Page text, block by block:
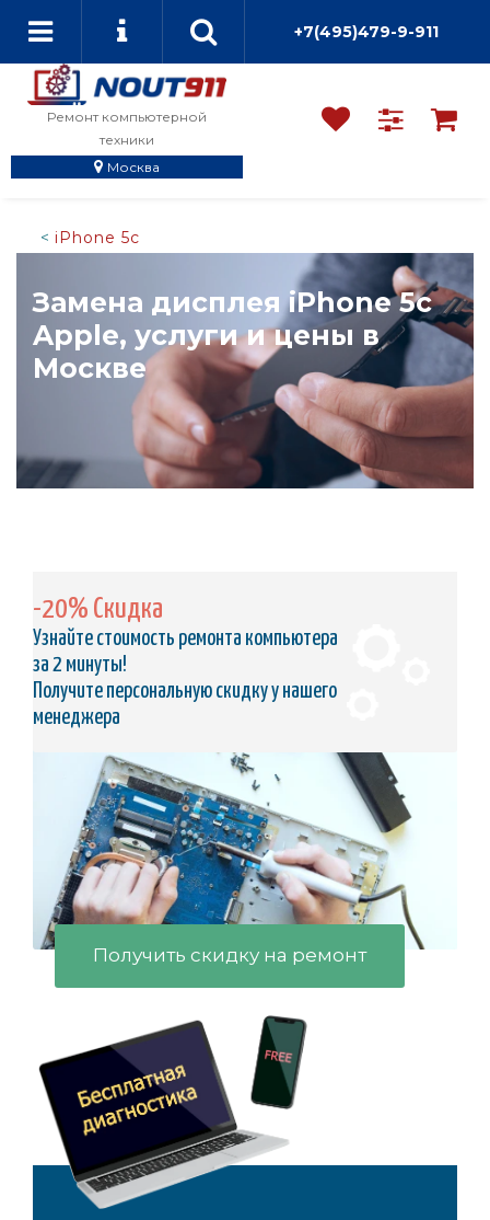
+7(495)479-9-911
Ремонт компьютерной
техники
Москва
iPhone 5c
Замена дисплея iPhone 5c
Apple, услуги и цены в
Москве
-20% Скидка
Узнайте стоимость ремонта компьютера
за 2 минуты!
Получите персональную скидку у нашего
менеджера
Получить скидку на ремонт